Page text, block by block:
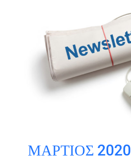
ΜΑΡΤΙΟΣ 2020